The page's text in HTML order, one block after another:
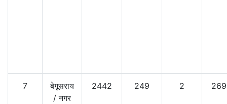
7
बेगूसराय
/नगर
2442 249 2